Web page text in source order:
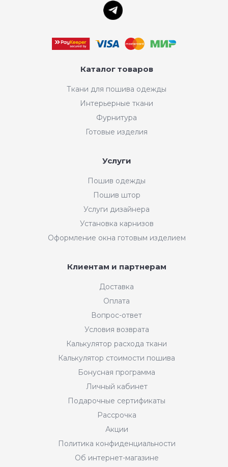
Каталог товаров
Ткани для пошива одежды
Интерьерные ткани
Фурнитура
Готовые изделия
Услуги
Пошив одежды
Пошив штор
Услуги дизайнера
Установка карнизов
Оформление окна готовым изделием
Клиентам и партнерам
Доставка
Оплата
Вопрос-ответ
Условия возврата
Калькулятор расхода ткани
Калькулятор стоимости пошива
Бонусная программа
Личный кабинет
Подарочные сертификаты
Рассрочка
Акции
Политика конфиденциальности
Об интернет-магазине